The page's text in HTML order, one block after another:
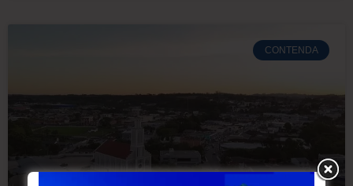
CONTENDA